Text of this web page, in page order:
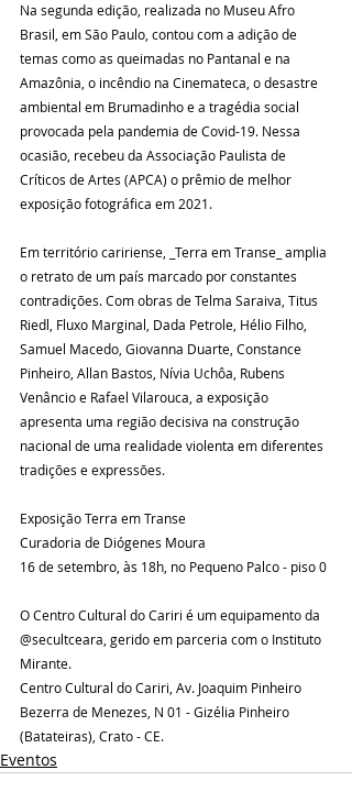
Na segunda edição, realizada no Museu Afro
Brasil, em São Paulo, contou com a adição de
temas como as queimadas no Pantanal e na
Amazônia, o incêndio na Cinemateca, o desastre
ambiental em Brumadinho e a tragédia social
provocada pela pandemia de Covid-19. Nessa
ocasião, recebeu da Associação Paulista de
Críticos de Artes (APCA) o prêmio de melhor
exposição fotográfica em 2021.
Em território caririense, _Terra em Transe_ amplia
o retrato de um país marcado por constantes
contradições. Com obras de Telma Saraiva, Titus
Riedl, Fluxo Marginal, Dada Petrole, Hélio Filho,
Samuel Macedo, Giovanna Duarte, Constance
Pinheiro, Allan Bastos, Nívia Uchôa, Rubens
Venâncio e Rafael Vilarouca, a exposição
apresenta uma região decisiva na construção
nacional de uma realidade violenta em diferentes
tradições e expressões.
Exposição Terra em Transe
Curadoria de Diógenes Moura
16 de setembro, às 18h, no Pequeno Palco - piso 0
O Centro Cultural do Cariri é um equipamento da
@secultceara, gerido em parceria com o Instituto
Mirante.
Centro Cultural do Cariri, Av. Joaquim Pinheiro
Bezerra de Menezes, N 01 - Gizélia Pinheiro
(Batateiras), Crato - CE.
Eventos